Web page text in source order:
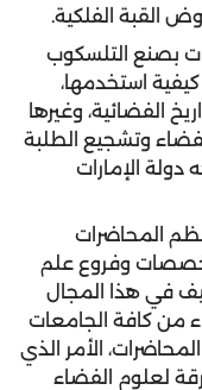
القبة الفلكية.
بصنع التلسكوب
استخدمها،
الفضائية، وغيرها
وتشجيع الطلبة
الإمارات
المحاضرات
تخصصات وفروع علم
في هذا المجال
من كافة الجامعات
الأمر الذي
لعلوم الفضاء